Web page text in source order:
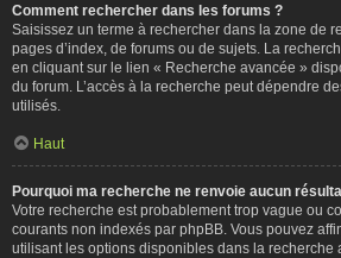
Comment rechercher dans les forums ?
Saisissez un terme à rechercher dans la zone de
pages d’index, de forums ou de sujets. La
en cliquant sur le lien « Recherche avancée »
du forum. L’accès à la recherche peut dépendre
utilisés.
Haut
Pourquoi ma recherche ne renvoie aucun
Votre recherche est probablement trop vague ou
courants non indexés par phpBB. Vous pouvez
utilisant les options disponibles dans la recherche